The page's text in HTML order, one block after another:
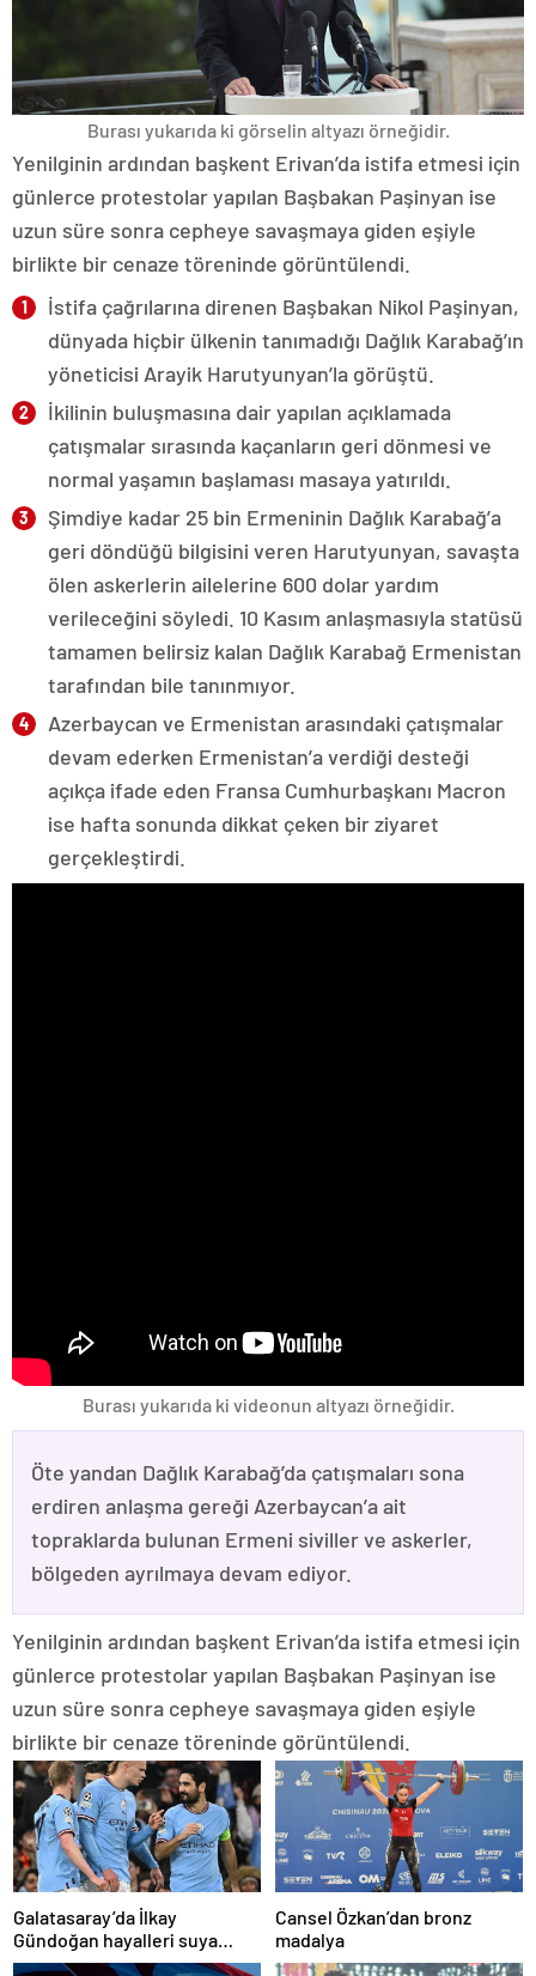
Burası yukarıda ki görselin altyazı örneğidir.
Yenilginin ardından başkent Erivan’da istifa etmesi için
günlerce protestolar yapılan Başbakan Paşinyan ise
uzun süre sonra cepheye savaşmaya giden eşiyle
birlikte bir cenaze töreninde görüntülendi.
İstifa çağrılarına direnen Başbakan Nikol Paşinyan,
dünyada hiçbir ülkenin tanımadığı Dağlık Karabağ’ın
yöneticisi Arayik Harutyunyan’la görüştü.
İkilinin buluşmasına dair yapılan açıklamada
çatışmalar sırasında kaçanların geri dönmesi ve
normal yaşamın başlaması masaya yatırıldı.
Şimdiye kadar 25 bin Ermeninin Dağlık Karabağ’a
geri döndüğü bilgisini veren Harutyunyan, savaşta
ölen askerlerin ailelerine 600 dolar yardım
verileceğini söyledi. 10 Kasım anlaşmasıyla statüsü
tamamen belirsiz kalan Dağlık Karabağ Ermenistan
tarafından bile tanınmıyor.
Azerbaycan ve Ermenistan arasındaki çatışmalar
devam ederken Ermenistan’a verdiği desteği
açıkça ifade eden Fransa Cumhurbaşkanı Macron
ise hafta sonunda dikkat çeken bir ziyaret
gerçekleştirdi.
Burası yukarıda ki videonun altyazı örneğidir.
Öte yandan Dağlık Karabağ’da çatışmaları sona
erdiren anlaşma gereği Azerbaycan’a ait
topraklarda bulunan Ermeni siviller ve askerler,
bölgeden ayrılmaya devam ediyor.
Yenilginin ardından başkent Erivan’da istifa etmesi için
günlerce protestolar yapılan Başbakan Paşinyan ise
uzun süre sonra cepheye savaşmaya giden eşiyle
birlikte bir cenaze töreninde görüntülendi.
Galatasaray’da İlkay
Gündoğan hayalleri suya
düştü
Cansel Özkan’dan bronz
madalya